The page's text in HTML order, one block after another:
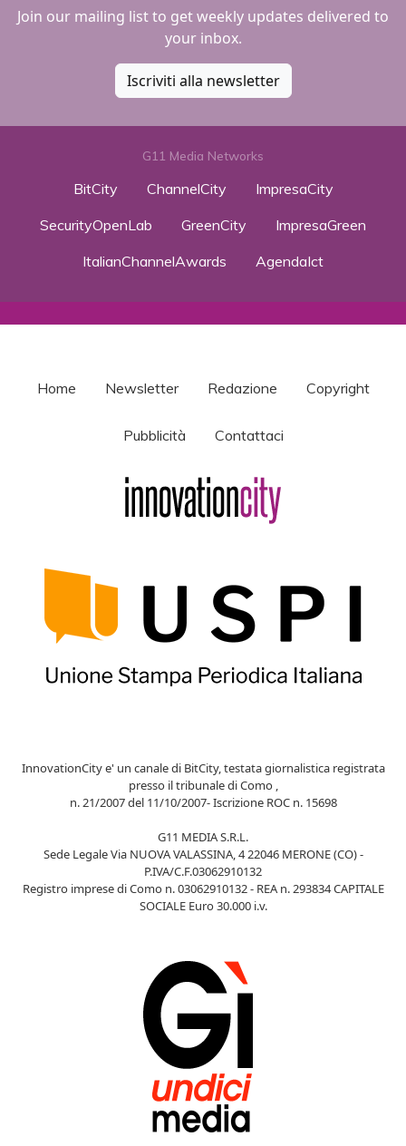
Join our mailing list to get weekly updates delivered to
your inbox.
Iscriviti alla newsletter
G11 Media Networks
BitCity ChannelCity
ImpresaCity
SecurityOpenLab
GreenCity
ImpresaGreen
ItalianChannelAwards
AgendaIct
Home Newsletter Redazione Copyright
Pubblicità Contattaci
InnovationCity e' un canale di BitCity, testata giornalistica registrata
presso il tribunale di Como ,
n. 21/2007 del 11/10/2007- Iscrizione ROC n. 15698
G11 MEDIA S.R.L.
Sede Legale Via NUOVA VALASSINA, 4 22046 MERONE (CO) -
P.IVA/C.F.03062910132
Registro imprese di Como n. 03062910132 - REA n. 293834 CAPITALE
SOCIALE Euro 30.000 i.v.